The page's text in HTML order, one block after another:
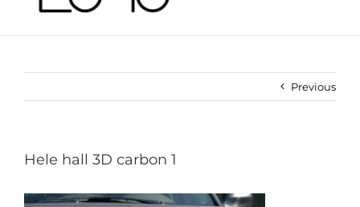
Previous
Hele hall 3D carbon 1